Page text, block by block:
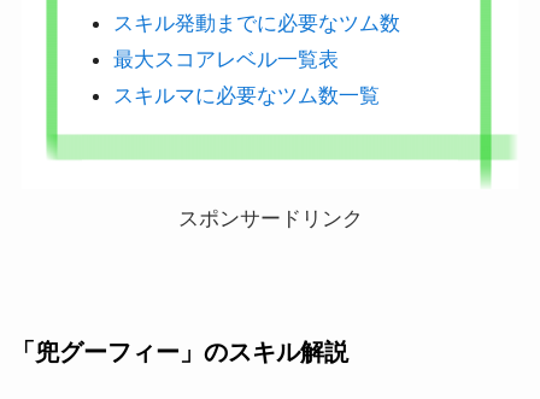
スキル発動までに必要なツム数
最大スコアレベル一覧表
スキルマに必要なツム数一覧
スポンサードリンク
「兜グーフィー」のスキル解説